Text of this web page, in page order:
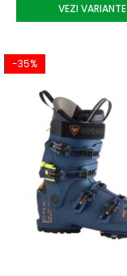
VEZI VARIANTE
-35%